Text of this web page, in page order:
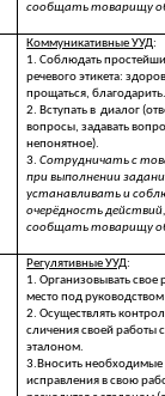
сообщать товарищу
Коммуникативные УУД:
1. Соблюдать
речевого этикета:
прощаться,
2. Вступать в диалог
вопросы, задавать
непонятное).
3.Сотрудничать с
при выполнении
устанавливать и
очерёдность
сообщать товарищу
Регулятивные УУД:
1. Организовывать свое
место под руководством
2. Осуществлять
сличения своей работы
эталоном.
3.Вносить
исправления в свою